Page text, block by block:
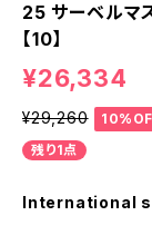
25 サーベルマ
【10】
¥26,334
¥29,260
残り1点
International